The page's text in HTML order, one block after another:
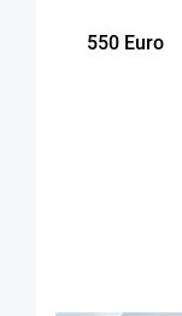
550 Euro